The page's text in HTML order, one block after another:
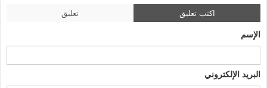
اكتب تعليق تعليق
الإسم
البريد الإلكتروني